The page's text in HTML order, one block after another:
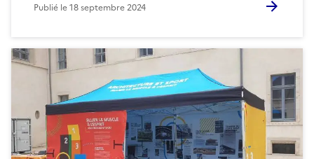
Publié le18 septembre 2024